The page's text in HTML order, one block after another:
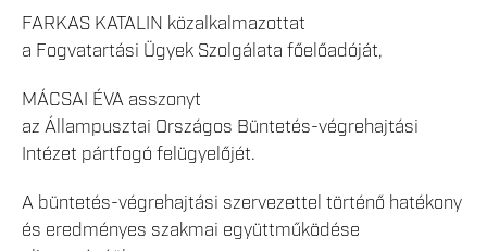
FARKAS KATALIN közalkalmazottat
a Fogvatartási Ügyek Szolgálata főelőadóját,
MÁCSAI ÉVA asszonyt
az Állampusztai Országos Büntetés-végrehajtási
Intézet pártfogó felügyelőjét.
A büntetés-végrehajtási szervezettel történő hatékony
és eredményes szakmai együttműködése